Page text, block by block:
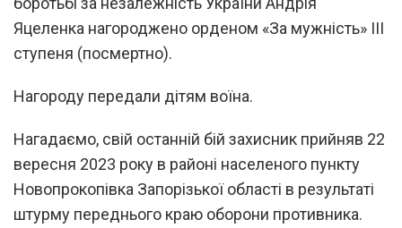
Яцеленка нагороджено орденом «За мужність» ІІІ
ступеня (посмертно).
Нагороду передали дітям воїна.
Нагадаємо, свій останній бій захисник прийняв 22
вересня 2023 року в районі населеного пункту
Новопрокопівка Запорізької області в результаті
штурму переднього краю оборони противника.